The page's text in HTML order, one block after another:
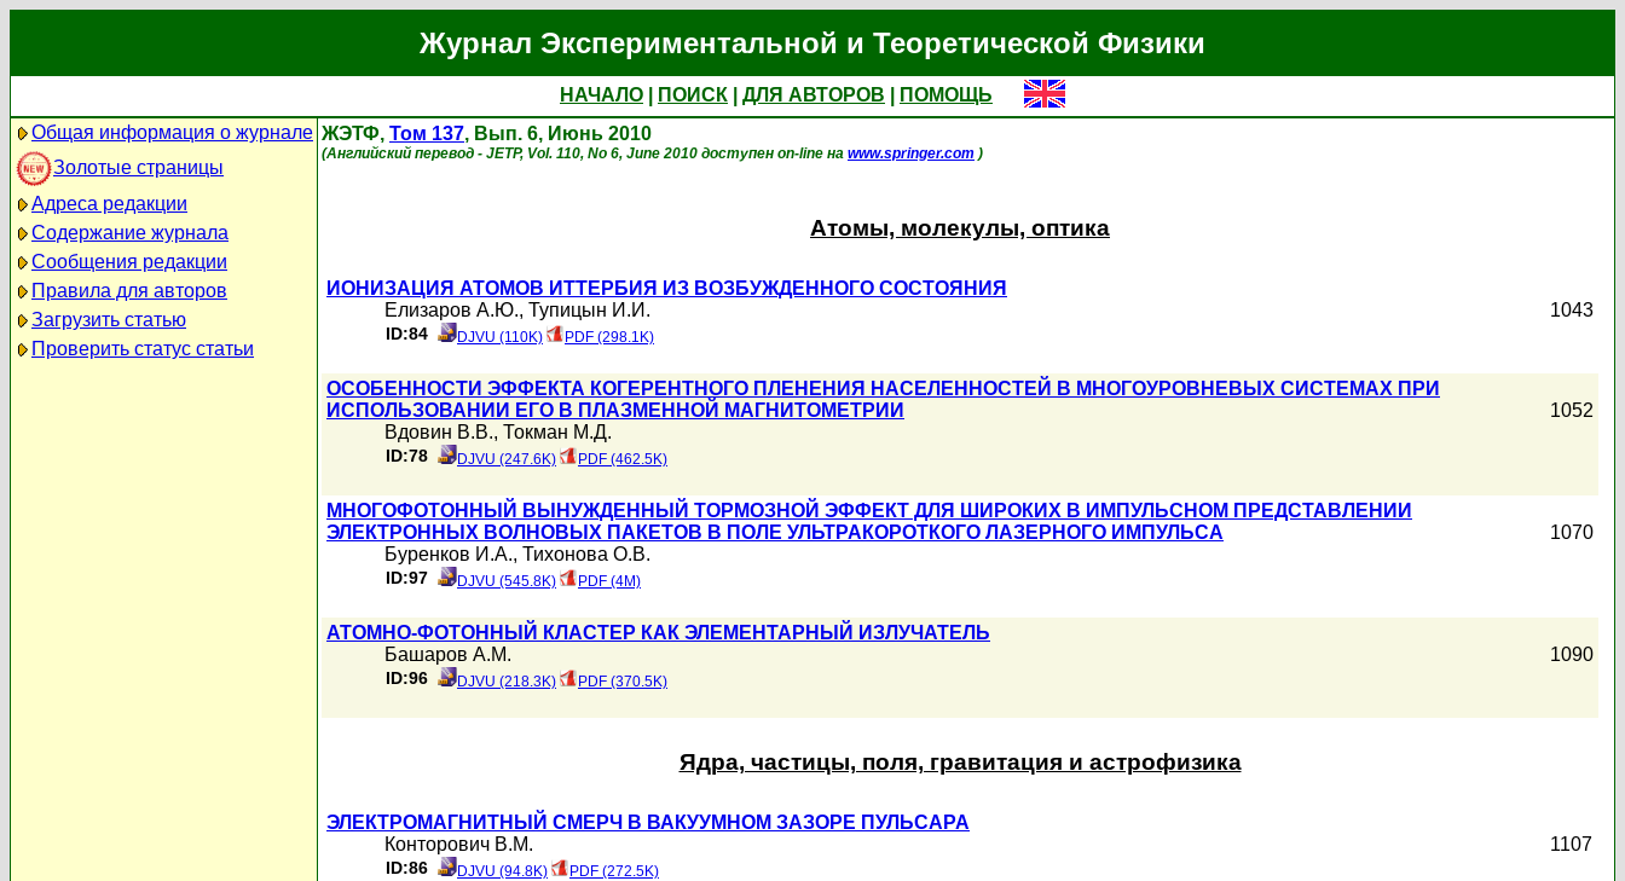
Журнал Экспериментальной и Теоретической Физики
НАЧАЛО ПОИСК ДЛЯ АВТОРОВ
ПОМОЩЬ
Общая информация о журнале
Золотые страницы
Адреса редакции
Содержание журнала
Сообщения редакции
Правила для авторов
Загрузить статью
Проверить статус статьи
ЖЭТФ, Том 137, Вып. 6, Июнь 2010
(Английский перевод - JETP, Vol. 110, No 6, June 2010 доступен on-line на www.springer.com )
Атомы, молекулы, оптика
ИОНИЗАЦИЯ АТОМОВ ИТТЕРБИЯ ИЗ ВОЗБУЖДЕННОГО СОСТОЯНИЯ
Елизаров А.Ю., Тупицын И.И.
ID:84 DJVU (110K) PDF (298.1K)
1043
ОСОБЕННОСТИ ЭФФЕКТА КОГЕРЕНТНОГО ПЛЕНЕНИЯ НАСЕЛЕННОСТЕЙ В МНОГОУРОВНЕВЫХ СИСТЕМАХ ПРИ
ИСПОЛЬЗОВАНИИ ЕГО В ПЛАЗМЕННОЙ МАГНИТОМЕТРИИ
Вдовин В.В., Токман М.Д.
ID:78 DJVU (247.6K) PDF (462.5K)
1052
МНОГОФОТОННЫЙ ВЫНУЖДЕННЫЙ ТОРМОЗНОЙ ЭФФЕКТ ДЛЯ ШИРОКИХ В ИМПУЛЬСНОМ ПРЕДСТАВЛЕНИИ
ЭЛЕКТРОННЫХ ВОЛНОВЫХ ПАКЕТОВ В ПОЛЕ УЛЬТРАКОРОТКОГО ЛАЗЕРНОГО ИМПУЛЬСА
Буренков И.А., Тихонова О.В.
ID:97 DJVU (545.8K) PDF (4M)
1070
АТОМНО-ФОТОННЫЙ КЛАСТЕР КАК ЭЛЕМЕНТАРНЫЙ ИЗЛУЧАТЕЛЬ
Башаров А.М.
ID:96 DJVU (218.3K) PDF (370.5K)
1090
Ядра, частицы, поля, гравитация и астрофизика
ЭЛЕКТРОМАГНИТНЫЙ СМЕРЧ В ВАКУУМНОМ ЗАЗОРЕ ПУЛЬСАРА
Конторович В.М.
ID:86 DJVU (94.8K) PDF (272.5K)
1107